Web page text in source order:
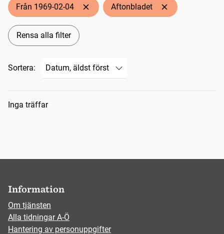
Från 1969-02-04 Aftonbladet
Rensa alla filter
Sortera:
Sökresultat
Inga träffar
Information
Om tjänsten
Alla tidningar A-Ö
Hantering av personuppgifter